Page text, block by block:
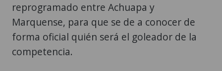
reprogramado entre Achuapa y
Marquense, para que se de a conocer de
forma oficial quién será el goleador de la
competencia.